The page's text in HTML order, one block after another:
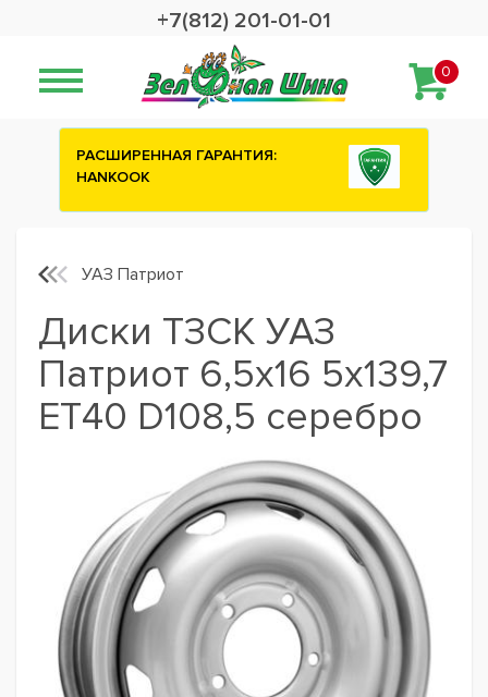
+7(812) 201-01-01
0
Сashback 2500 рублей на зимние
УАЗ Патриот
Диски ТЗСК УАЗ
Патриот 6,5x16 5x139,7
ET40 D108,5 серебро